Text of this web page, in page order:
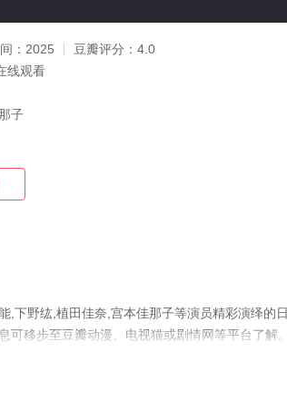
： 2025 豆瓣评分： 4.0
线观看
子
,下野纮,植田佳奈,宫本佳那子等演员精彩演绎的
移步至豆瓣动漫、电视猫或剧情网等平台了解。